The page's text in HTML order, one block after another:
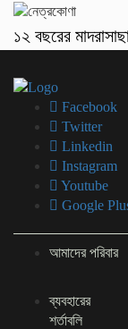
১২ বছরের
Facebook
Twitter
Linkedin
Instagram
Youtube
Google
আমাদের পরিবার
ব্যবহারের
শর্তাবলি